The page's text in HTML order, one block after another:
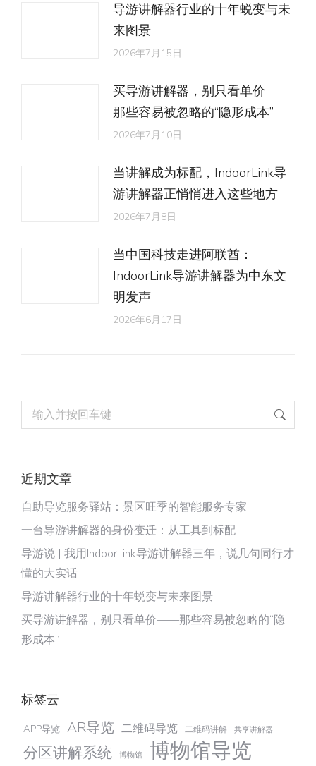
导游讲解器行业的十年蜕变与未
来图景
2026年7月15日
买导游讲解器，别只看单价——
那些容易被忽略的“隐形成本”
2026年7月10日
当讲解成为标配，IndoorLink导
游讲解器正悄悄进入这些地方
2026年7月8日
当中国科技走进阿联酋：
IndoorLink导游讲解器为中东文
明发声
2026年6月17日
Search:
近期文章
自助导览服务驿站：景区旺季的智能服务专家
一台导游讲解器的身份变迁：从工具到标配
导游说 | 我用IndoorLink导游讲解器三年，说几句同行才
懂的大实话
导游讲解器行业的十年蜕变与未来图景
买导游讲解器，别只看单价——那些容易被忽略的“隐
形成本”
标签云
APP导览 AR导览 二维码导览 二维码讲解 共享讲解器
分区讲解系统 博物馆 博物馆导览